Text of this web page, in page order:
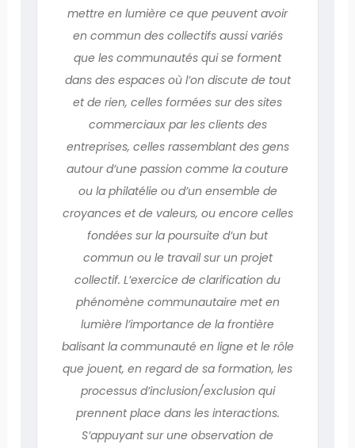
mettre en lumière ce que peuvent avoir
en commun des collectifs aussi variés
que les communautés qui se forment
dans des espaces où l’on discute de tout
et de rien, celles formées sur des sites
commerciaux par les clients des
entreprises, celles rassemblant des gens
autour d’une passion comme la couture
ou la philatélie ou d’un ensemble de
croyances et de valeurs, ou encore celles
fondées sur la poursuite d’un but
commun ou le travail sur un projet
collectif. L’exercice de clarification du
phénomène communautaire met en
lumière l’importance de la frontière
balisant la communauté en ligne et le rôle
que jouent, en regard de sa formation, les
processus d’inclusion/exclusion qui
prennent place dans les interactions.
S’appuyant sur une observation de